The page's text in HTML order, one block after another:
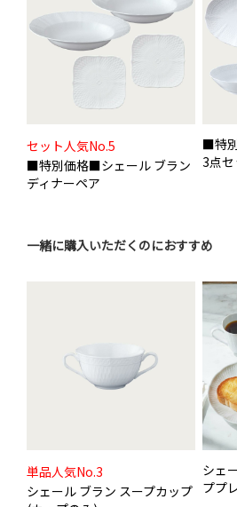
セット人気No.5
■特別価格■シェール ブラン
ディナーペア
■特
3点セ
一緒に購入いただくのにおすすめ
単品人気No.3
シェール ブラン スープカップ
シェ
ププ